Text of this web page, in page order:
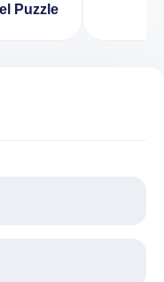
Puzzle